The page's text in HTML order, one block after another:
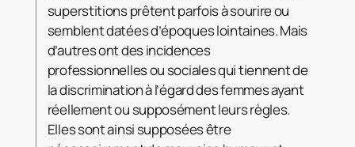
superstitions prêtent parfois à sourire ou
semblent datées d’époques lointaines. Mais
d’autres ont des incidences
professionnelles ou sociales qui tiennent de
la discrimination à l’égard des femmes ayant
réellement ou supposément leurs règles.
Elles sont ainsi supposées être